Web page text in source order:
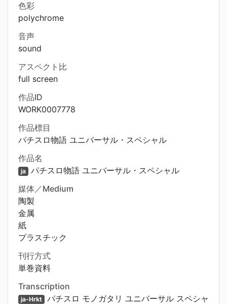
色彩
polychrome
音声
sound
アスペクト比
full screen
作品ID
WORK0007778
作品標目
パチスロ物語 ユニバーサル・スペシャル
作品名
ja パチスロ物語 ユニバーサル・スペシャル
媒体／Medium
陶製
金属
紙
プラスチック
刊行方式
単巻資料
Transcription
ja-Hrkt パチスロ モノガタリ ユニバーサル スペシャ